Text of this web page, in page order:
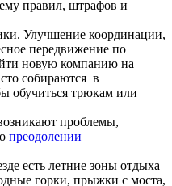
правил, штрафов и
Улучшение координации,
передвижение по
новую компанию на
собираются в
обучиться трюкам или
проблемы,
преодолении
есть летние зоны отдыха
горки, прыжки с моста,